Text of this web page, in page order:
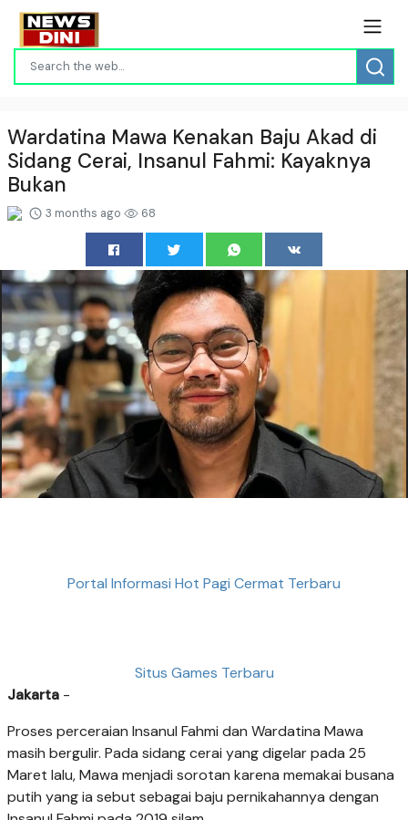
Wardatina Mawa Kenakan Baju Akad di
Sidang Cerai, Insanul Fahmi: Kayaknya
Bukan
3 months ago 68
Portal Informasi Hot Pagi Cermat Terbaru
Situs Games Terbaru
Jakarta -
Proses perceraian Insanul Fahmi dan Wardatina Mawa
masih bergulir. Pada sidang cerai yang digelar pada 25
Maret lalu, Mawa menjadi sorotan karena memakai busana
putih yang ia sebut sebagai baju pernikahannya dengan